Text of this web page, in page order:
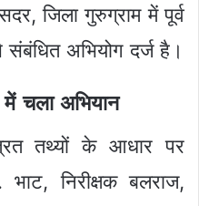
जिला गुरुग्राम में पूर्व
अभियोग दर्ज है।
में चला अभियान
तथ्यों के आधार पर
निरीक्षक बलराज,